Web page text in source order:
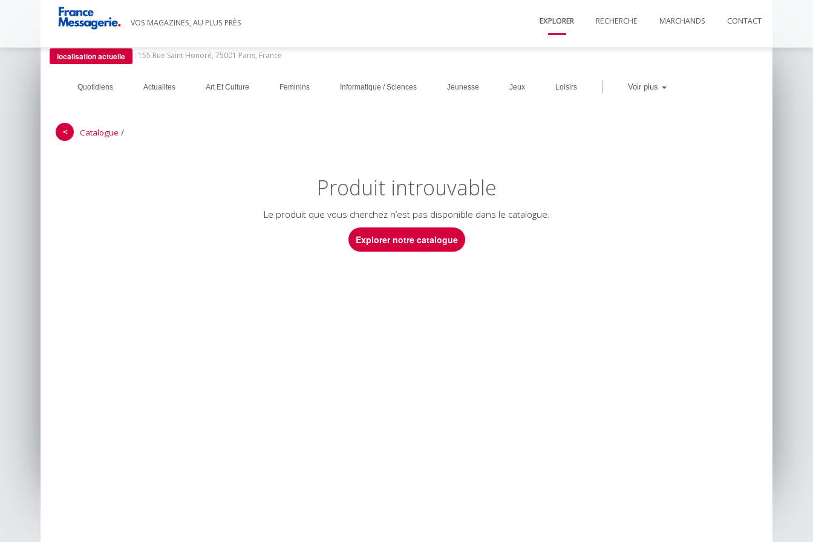
VOS MAGAZINES, AU PLUS PRÈS EXPLORER RECHERCHE MARCHANDS CONTACT
localisation actuelle : 155 Rue Saint Honoré, 75001 Paris, France
Quotidiens Actualites Art Et Culture Feminins Informatique / Sciences Jeunesse Jeux Loisirs | Voir plus
＜ Catalogue /
Produit introuvable
Le produit que vous cherchez n’est pas disponible dans le catalogue.
Explorer notre catalogue